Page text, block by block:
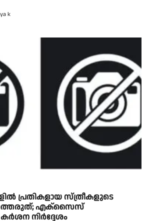
k
പ്രതികളായ സ്ത്രീകളുടെ
എക്‌സൈസ്
നിർദ്ദേശം